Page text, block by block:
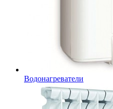
Водонагреватели